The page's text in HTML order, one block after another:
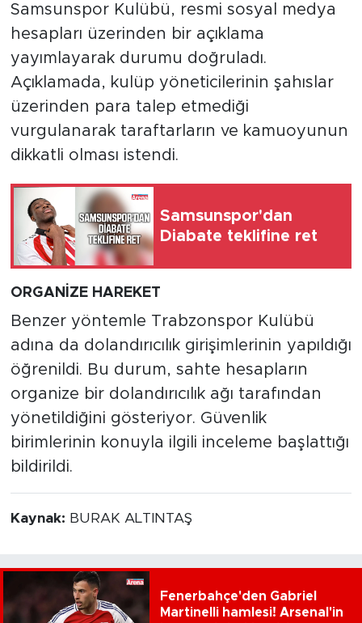
Samsunspor Kulübü, resmi sosyal medya
hesapları üzerinden bir açıklama
yayımlayarak durumu doğruladı.
Açıklamada, kulüp yöneticilerinin şahıslar
üzerinden para talep etmediği
vurgulanarak taraftarların ve kamuoyunun
dikkatli olması istendi.
Samsunspor'dan
Diabate teklifine ret
ORGANİZE HAREKET
Benzer yöntemle Trabzonspor Kulübü
adına da dolandırıcılık girişimlerinin yapıldığı
öğrenildi. Bu durum, sahte hesapların
organize bir dolandırıcılık ağı tarafından
yönetildiğini gösteriyor. Güvenlik
birimlerinin konuyla ilgili inceleme başlattığı
bildirildi.
Kaynak: BURAK ALTINTAŞ
Fenerbahçe'den Gabriel
Martinelli hamlesi! Arsenal'in